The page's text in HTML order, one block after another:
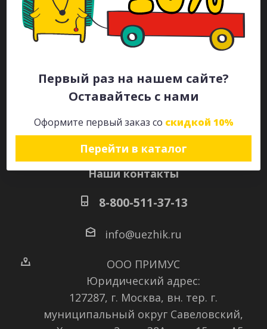
Первый раз на нашем сайте?
Оставайтесь с нами
Оформите первый заказ со скидкой 10%
Перейти в каталог
Каталог
Будьте всегда в курсе!
Наши контакты
8-800-511-37-13
info@uezhik.ru
ООО ПРИМУС
Юридический адрес:
127287, г. Москва, вн. тер. г.
муниципальный округ Савеловский,